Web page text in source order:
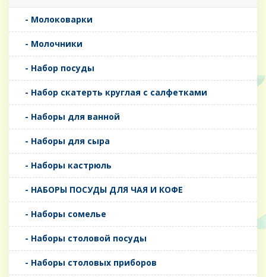
- Молоковарки
- Молочники
- Набор посуды
- Набор скатерть круглая с салфетками
- Наборы для ванной
- Наборы для сыра
- Наборы кастрюль
- НАБОРЫ ПОСУДЫ ДЛЯ ЧАЯ И КОФЕ
- Наборы сомелье
- Наборы столовой посуды
- Наборы столовых приборов